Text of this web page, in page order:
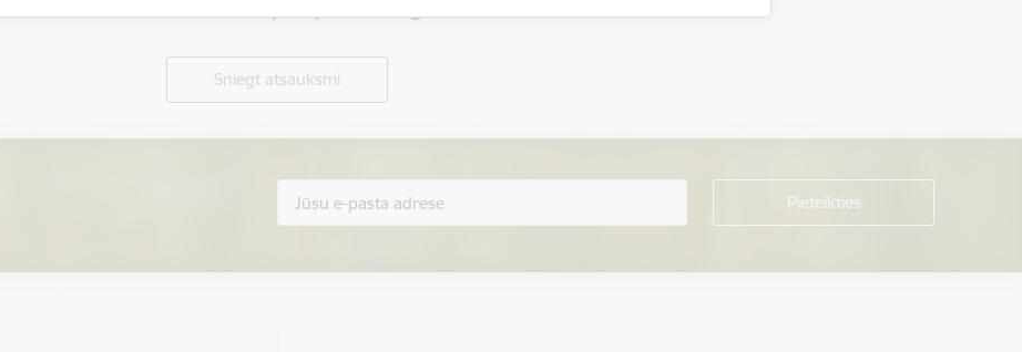
Sniegt atsauksmi